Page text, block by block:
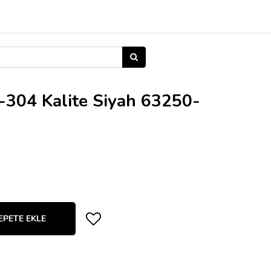
Kalite Siyah 63250-
EKLE